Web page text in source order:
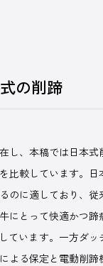
の削蹄
し、本稿では日本式
比較しています。
のに適しており、従
にとって快適かつ蹄
ています。一方ダ
よる保定と電動削